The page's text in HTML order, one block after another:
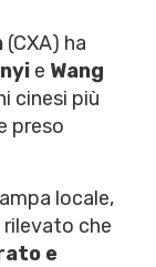
(CXA) ha
e Wang
cinesi più
preso
locale,
rilevato che
e